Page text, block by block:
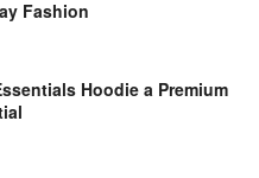
Fashion
Hoodie a Premium